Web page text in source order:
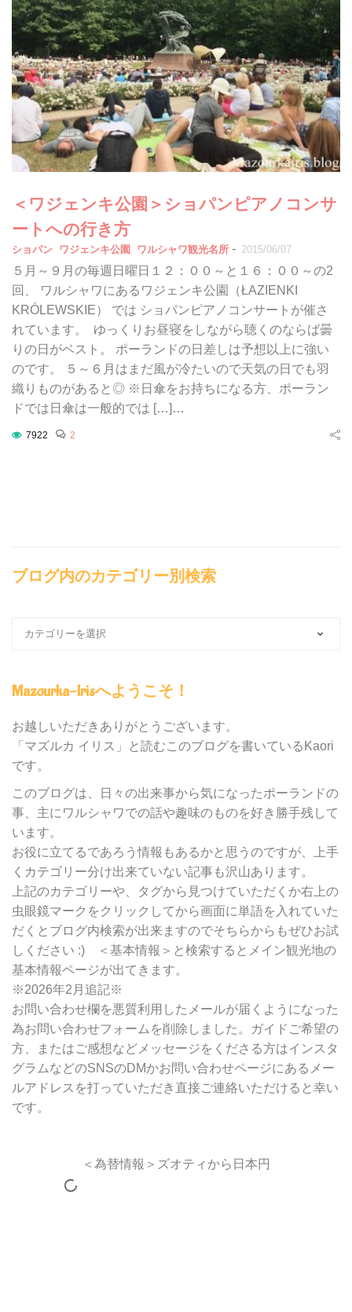
＜ワジェンキ公園＞ショパンピアノコンサ
ートへの行き方
ショパン ワジェンキ公園 ワルシャワ観光名所 - 2015/06/07
５月～９月の毎週日曜日１２：００～と１６：００～の2
回、 ワルシャワにあるワジェンキ公園（ŁAZIENKI
KRÓLEWSKIE） では ショパンピアノコンサートが催さ
れています。 ゆっくりお昼寝をしながら聴くのならば曇
りの日がベスト。 ポーランドの日差しは予想以上に強い
のです。 ５～６月はまだ風が冷たいので天気の日でも羽
織りものがあると◎ ※日傘をお持ちになる方、ポーラン
ドでは日傘は一般的では […]…
7922 2
ブログ内のカテゴリー別検索
の
テ
ゴ
ー
別
検
索
Mazourka-Irisへようこそ！
お越しいただきありがとうございます。
「マズルカ イリス」と読むこのブログを書いているKaori
です。
このブログは、日々の出来事から気になったポーランドの
事、主にワルシャワでの話や趣味のものを好き勝手残して
います。
お役に立てるであろう情報もあるかと思うのですが、上手
くカテゴリー分け出来ていない記事も沢山あります。
上記のカテゴリーや、タグから見つけていただくか右上の
虫眼鏡マークをクリックしてから画面に単語を入れていた
だくとブログ内検索が出来ますのでそちらからもぜひお試
しください :) ＜基本情報＞と検索するとメイン観光地の
基本情報ページが出てきます。
※2026年2月追記※
お問い合わせ欄を悪質利用したメールが届くようになった
為お問い合わせフォームを削除しました。ガイドご希望の
方、またはご感想などメッセージをくださる方はインスタ
グラムなどのSNSのDMかお問い合わせページにあるメー
ルアドレスを打っていただき直接ご連絡いただけると幸い
です。
＜為替情報＞ズオティから日本円